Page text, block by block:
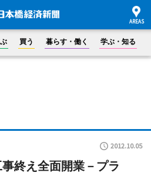
買う 暮らす・働く 学ぶ・知る
2012.10.05
終え全面開業－プラ